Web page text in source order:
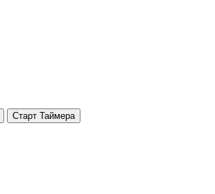
Старт Таймера